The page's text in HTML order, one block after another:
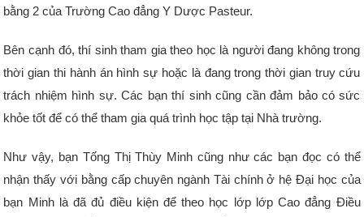
bằng 2 của Trường Cao đẳng Y Dược Pasteur.
Bên cạnh đó, thí sinh tham gia theo học là người đang không trong
thời gian thi hành án hình sự hoặc là đang trong thời gian truy cứu
trách nhiệm hình sự. Các bạn thí sinh cũng cần đảm bảo có sức
khỏe tốt để có thể tham gia quá trình học tập tại Nhà trường.
Như vậy, bạn Tống Thị Thùy Minh cũng như các bạn đọc có thể
nhận thấy với bằng cấp chuyên ngành Tài chính ở hệ Đại học của
bạn Minh là đã đủ điều kiện để theo học lớp lớp Cao đẳng Điều